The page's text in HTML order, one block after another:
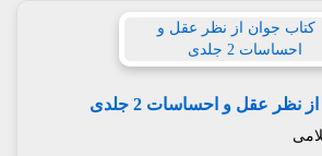
نظر عقل و احساسات 2 جلدی